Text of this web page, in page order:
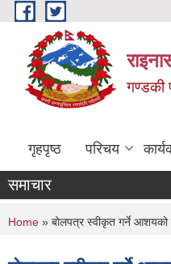
Skip to main content
गण्डकी
गृहपृष्ठ परिचय
समाचार
You are here
Home » बोलपत्र स्वीकृत गर्ने